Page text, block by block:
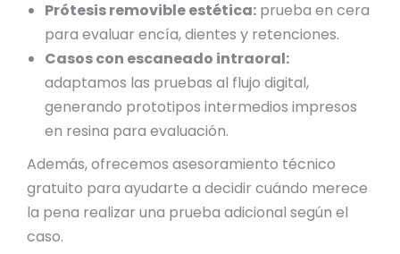
Prótesis removible estética: prueba en cera
para evaluar encía, dientes y retenciones.
Casos con escaneado intraoral:
adaptamos las pruebas al flujo digital,
generando prototipos intermedios impresos
en resina para evaluación.
Además, ofrecemos asesoramiento técnico
gratuito para ayudarte a decidir cuándo merece
la pena realizar una prueba adicional según el
caso.